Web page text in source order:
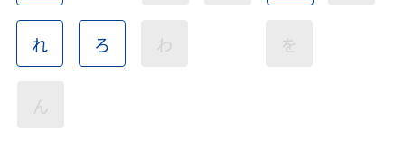
れ ろ わ を
ん